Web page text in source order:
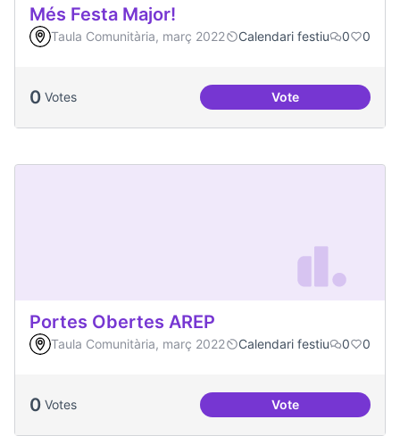
Més Festa Major!
Taula Comunitària, març 2022 Calendari festiu 0 0
0 Votes VoteMés Festa Major!
Portes Obertes AREP
Taula Comunitària, març 2022 Calendari festiu 0 0
0 Votes VotePortes Obertes